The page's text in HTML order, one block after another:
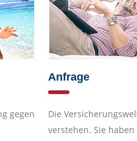
gegen
Anfrage
Die
verstehen. Sie